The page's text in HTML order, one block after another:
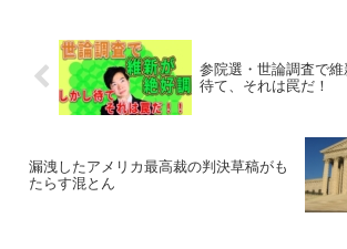
参院選・世論調査で維
待て、それは罠だ！
漏洩したアメリカ最高裁の判決草稿がも
たらす混とん